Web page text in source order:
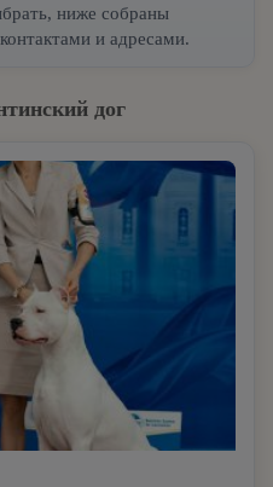
ниже собраны
и адресами.
дог